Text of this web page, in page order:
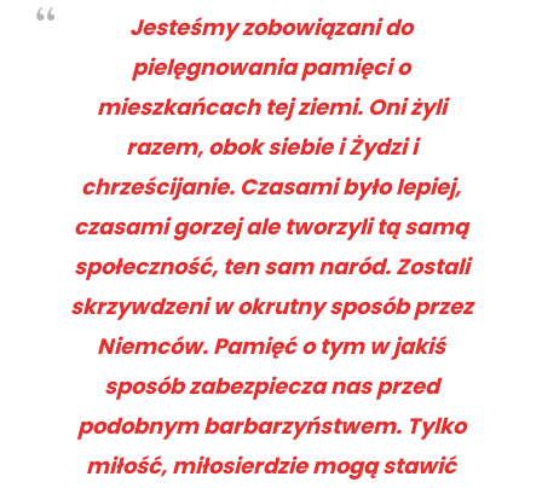
Jesteśmy zobowiązani do
pielęgnowania pamięci o
mieszkańcach tej ziemi. Oni żyli
razem, obok siebie i Żydzi i
chrześcijanie. Czasami było lepiej,
czasami gorzej ale tworzyli tą samą
społeczność, ten sam naród. Zostali
skrzywdzeni w okrutny sposób przez
Niemców. Pamięć o tym w jakiś
sposób zabezpiecza nas przed
podobnym barbarzyństwem. Tylko
miłość, miłosierdzie mogą stawić